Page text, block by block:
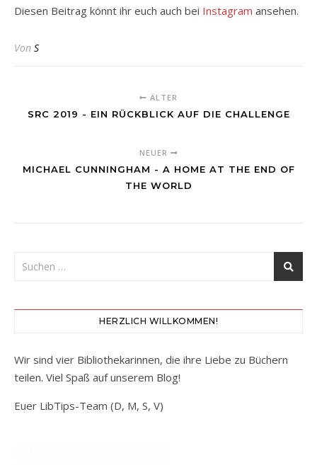
Diesen Beitrag könnt ihr euch auch bei Instagram ansehen.
Von S
ÄLTER
SRC 2019 - EIN RÜCKBLICK AUF DIE CHALLENGE
NEUER
MICHAEL CUNNINGHAM - A HOME AT THE END OF
THE WORLD
HERZLICH WILLKOMMEN!
Wir sind vier Bibliothekarinnen, die ihre Liebe zu Büchern
teilen. Viel Spaß auf unserem Blog!
Euer LibTips-Team (D, M, S, V)